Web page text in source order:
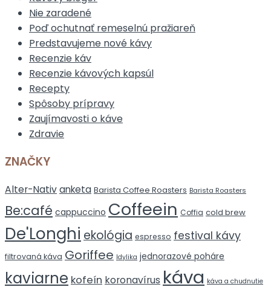
Nie zaradené
Poď ochutnať remeselnú pražiareň
Predstavujeme nové kávy
Recenzie káv
Recenzie kávových kapsúl
Recepty
Spôsoby prípravy
Zaujímavosti o káve
Zdravie
ZNAČKY
Alter-Nativanketa Barista Coffee Roasters Barista Roasters
Be:café cappuccino Coffeein Coffia cold brew
De'Longhi ekológia espresso festival kávy
filtrovaná káva Goriffee Idylika jednorazové poháre
kaviarne kofeín koronavírus káva káva a chudnutie